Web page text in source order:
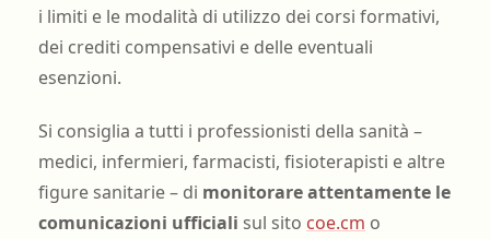
i limiti e le modalità di utilizzo dei corsi formativi,
dei crediti compensativi e delle eventuali
esenzioni.
Si consiglia a tutti i professionisti della sanità –
medici, infermieri, farmacisti, fisioterapisti e altre
figure sanitarie – di monitorare attentamente le
comunicazioni ufficiali sul sito coe.cm o